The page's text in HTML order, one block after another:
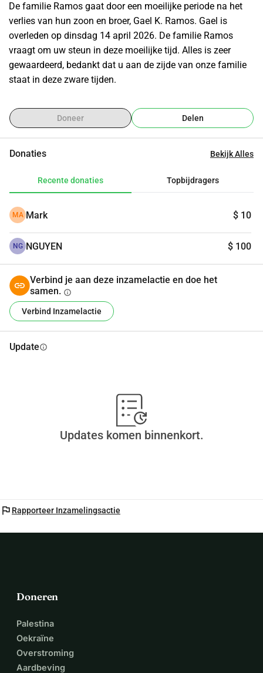
De familie Ramos gaat door een moeilijke periode na het
verlies van hun zoon en broer, Gael K. Ramos. Gael is
overleden op dinsdag 14 april 2026. De familie Ramos
vraagt om uw steun in deze moeilijke tijd. Alles is zeer
gewaardeerd, bedankt dat u aan de zijde van onze familie
staat in deze zware tijden.
Doneer Delen
Donaties Bekijk Alles
Recente donaties Topbijdragers
MA Mark $ 10
NG NGUYEN $ 100
Verbind je aan deze inzamelactie en doe het
samen. info
Verbind Inzamelactie
Updateinfo
Updates komen binnenkort.
flag Rapporteer Inzamelingsactie
Doneren
Palestina
Oekraïne
Overstroming
Aardbeving